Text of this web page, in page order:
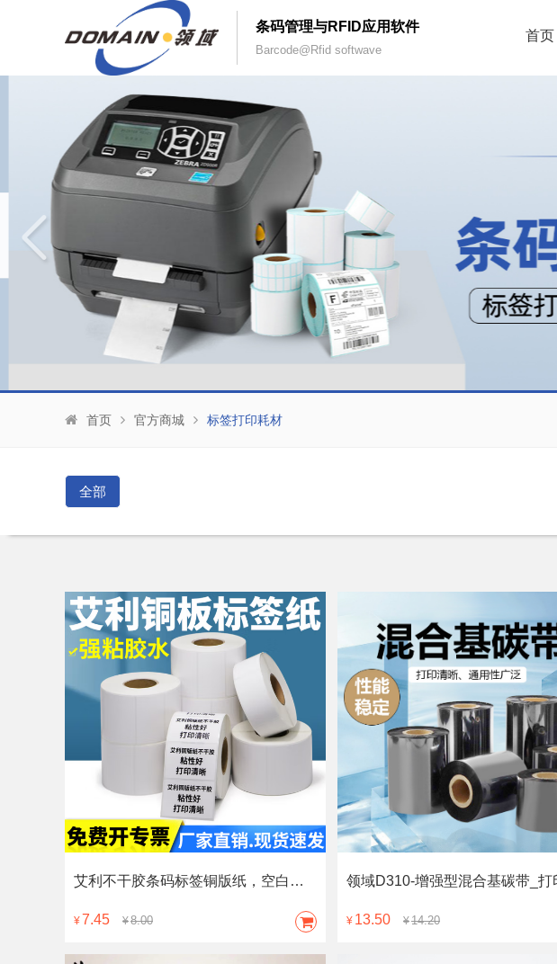
条码管理与RFID应用软件
Barcode@Rfid softwave
首页
首页 官方商城 标签打印耗材
全部
艾利不干胶条码标签铜版纸，空白横版卷标铜板纸，支持定做、咨询客服
¥7.45 ¥8.00 ¥ 13.50 ¥14.20